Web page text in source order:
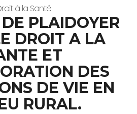
à la Santé
PLAIDOYER
DROIT A LA
ET
DES
DE VIE EN
RURAL.